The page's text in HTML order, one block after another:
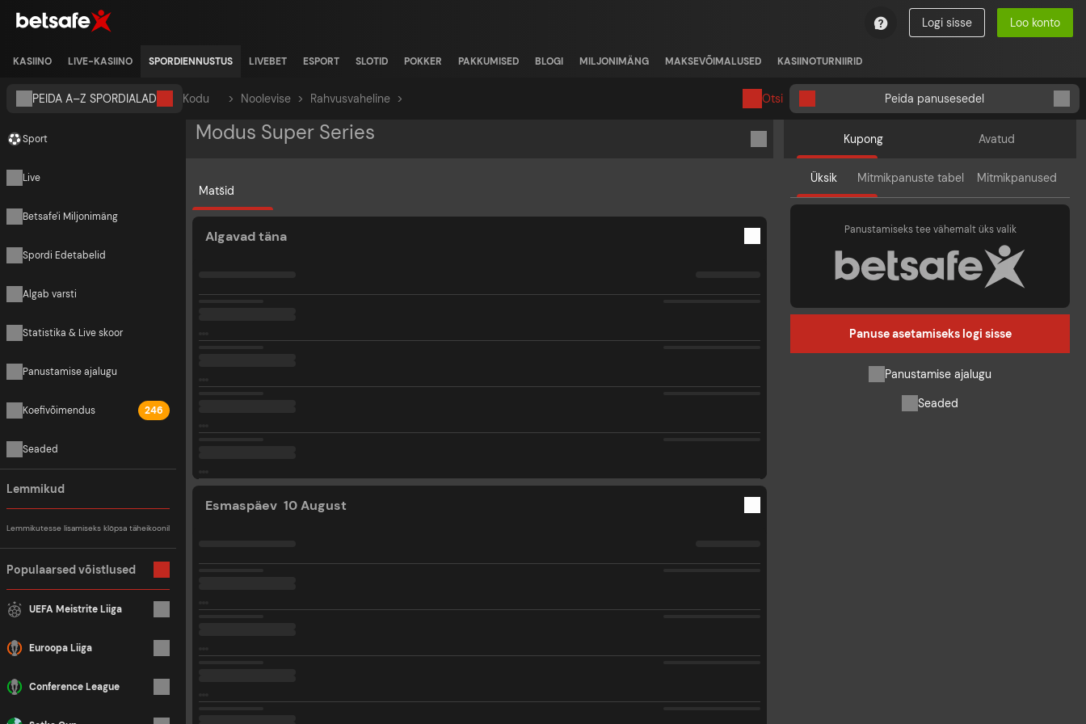
Logi sisse Loo konto
KASIINO LIVE-KASIINO SPORDIENNUSTUS LIVEBET ESPORT SLOTID POKKER PAKKUMISED BLOGI MILJONIMÄNG MAKSEVÕIMALUSED KASIINOTURNIIRID
PEIDA A–Z SPORDIALAD Kodu > Noolevise > Rahvusvaheline > Otsi Peida panusesedel
Sport
Live
Betsafe'i Miljonimäng
Spordi Edetabelid
Algab varsti
Statistika & Live skoor
Panustamise ajalugu
Koefivõimendus 246
Seaded
Lemmikud
Lemmikutesse lisamiseks klõpsa täheikoonil
Populaarsed võistlused
UEFA Meistrite Liiga
Euroopa Liiga
Conference League
Kupong Avatud
Üksik Mitmikpanuste tabel Mitmikpanused
Panustamiseks tee vähemalt üks valik
Panuse asetamiseks logi sisse
Panustamise ajalugu
Seaded
Modus Super Series
Matšid
Algavad täna
Esmaspäev 10 August